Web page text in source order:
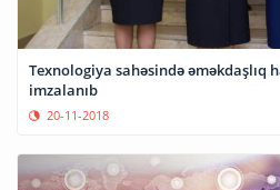
Texnologiya sahəsində əməkdaşlıq
imzalanıb
20-11-2018